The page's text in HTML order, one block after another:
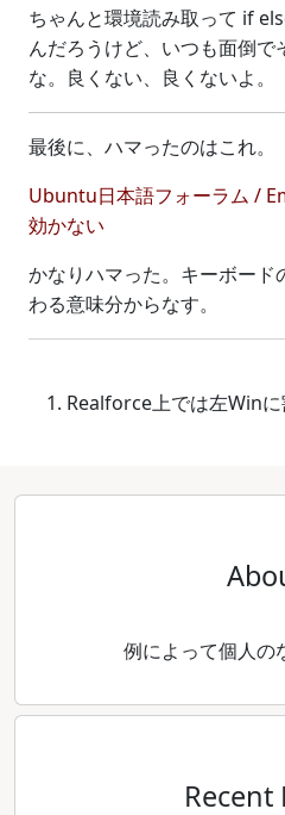
ちゃんと環境読み取って if
んだろうけど、いつも面倒で
な。良くない、良くないよ。
最後に、ハマったのはこれ。
Ubuntu日本語フォーラム /
効かない
かなりハマった。キーボー
わる意味分からなす。
Realforce上では左Win
例によって個人の
Recent